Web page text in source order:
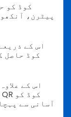
پیٹرن،
اس کے
اس کے
آسانی سے